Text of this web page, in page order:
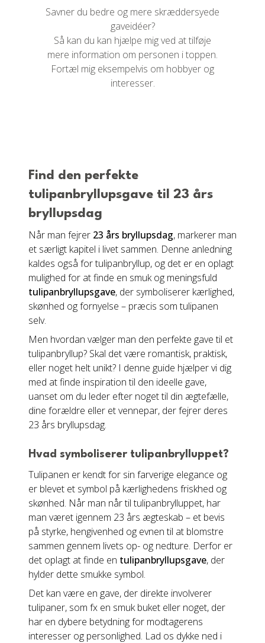
Savner du bedre og mere skræddersyede
gaveidéer?
Så kan du kan hjælpe mig ved at tilføje
mere information om personen i toppen.
Fortæl mig eksempelvis om hobbyer og
interesser.
Find den perfekte
tulipanbryllupsgave til 23 års
bryllupsdag
Når man fejrer 23 års bryllupsdag, markerer man
et særligt kapitel i livet sammen. Denne anledning
kaldes også for tulipanbryllup, og det er en oplagt
mulighed for at finde en smuk og meningsfuld
tulipanbryllupsgave, der symboliserer kærlighed,
skønhed og fornyelse – præcis som tulipanen
selv.
Men hvordan vælger man den perfekte gave til et
tulipanbryllup? Skal det være romantisk, praktisk,
eller noget helt unikt? I denne guide hjælper vi dig
med at finde inspiration til den ideelle gave,
uanset om du leder efter noget til din ægtefælle,
dine forældre eller et vennepar, der fejrer deres
23 års bryllupsdag.
Hvad symboliserer tulipanbrylluppet?
Tulipanen er kendt for sin farverige elegance og
er blevet et symbol på kærlighedens friskhed og
skønhed. Når man når til tulipanbrylluppet, har
man været igennem 23 års ægteskab – et bevis
på styrke, hengivenhed og evnen til at blomstre
sammen gennem livets op- og nedture. Derfor er
det oplagt at finde en tulipanbryllupsgave, der
hylder dette smukke symbol.
Det kan være en gave, der direkte involverer
tulipaner, som fx en smuk buket eller noget, der
har en dybere betydning for modtagerens
interesser og personlighed. Lad os dykke ned i